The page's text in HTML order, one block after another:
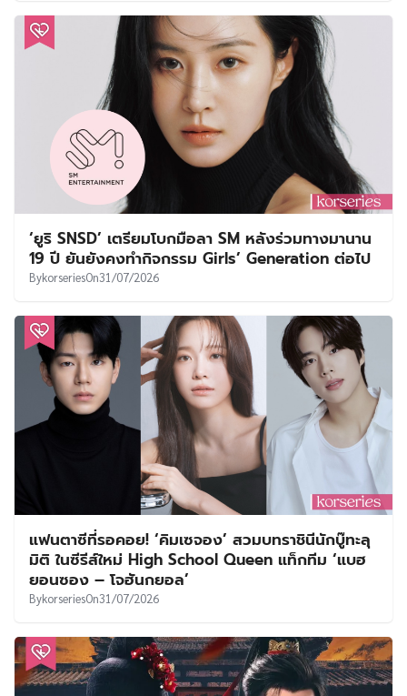
‘ยูริ SNSD’ เตรียมโบกมือลา SM หลังร่วมทางมานาน
19 ปี ยันยังคงทำกิจกรรม Girls’ Generation ต่อไป
BykorseriesOn31/07/2026
แฟนตาซีที่รอคอย! ‘คิมเซจอง’ สวมบทราชินีนักบู๊ทะลุ
มิติ ในซีรีส์ใหม่ High School Queen แท็กทีม ‘แบฮ
ยอนซอง – โจฮันกยอล’
BykorseriesOn31/07/2026